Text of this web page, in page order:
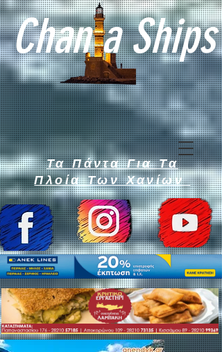
Chan a Ships
Τα Πάντα Για Τα
Πλοία Των Χανίων